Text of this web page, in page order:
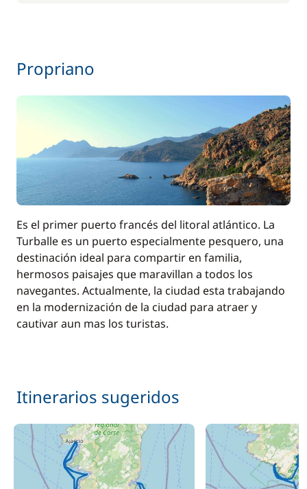
Propriano
Es el primer puerto francés del litoral atlántico. La
Turballe es un puerto especialmente pesquero, una
destinación ideal para compartir en familia,
hermosos paisajes que maravillan a todos los
navegantes. Actualmente, la ciudad esta trabajando
en la modernización de la ciudad para atraer y
cautivar aun mas los turistas.
Itinerarios sugeridos